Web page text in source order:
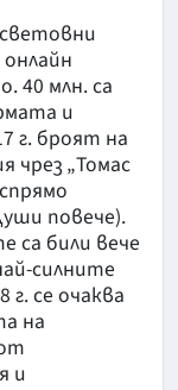
40 млн. са
и
г. броят на
чрез „Томас
повече).
са били вече
силните
се очаква
на
и